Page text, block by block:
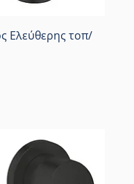
Ελεύθερης τοπ/